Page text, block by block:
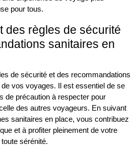
pour tous.
des règles de sécurité
sanitaires en
de sécurité et des recommandations
vos voyages. Il est essentiel de se
de précaution à respecter pour
des autres voyageurs. En suivant
sanitaires en place, vous contribuez
et à profiter pleinement de votre
sérénité.